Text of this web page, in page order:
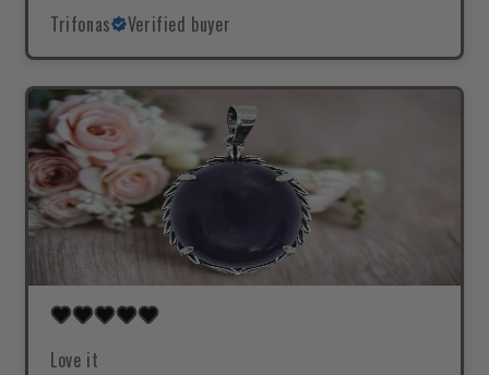
Trifonas
Verified buyer
Love it